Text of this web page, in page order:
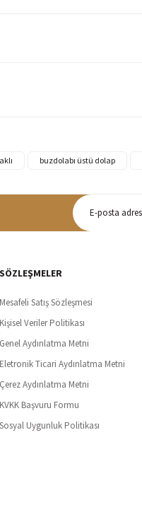
buzdolabı üstü dolap
Tüm ürünlerde ücretsiz teslimat
SÖZLEŞMELER
Mesafeli Satış Sözleşmesi
Kişisel Veriler Politikası
Genel Aydınlatma Metni
Eletronik Ticari Aydınlatma Metni
Çerez Aydınlatma Metni
KVKK Başvuru Formu
Sosyal Uygunluk Politikası